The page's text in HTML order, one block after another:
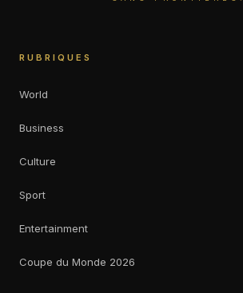
RUBRIQUES
World
Business
Culture
Sport
Entertainment
Coupe du Monde 2026